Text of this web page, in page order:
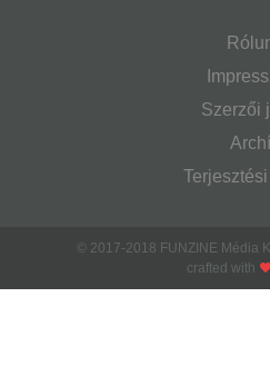
Szerzői
© 2017-2018 FUNZINE Média
crafted with